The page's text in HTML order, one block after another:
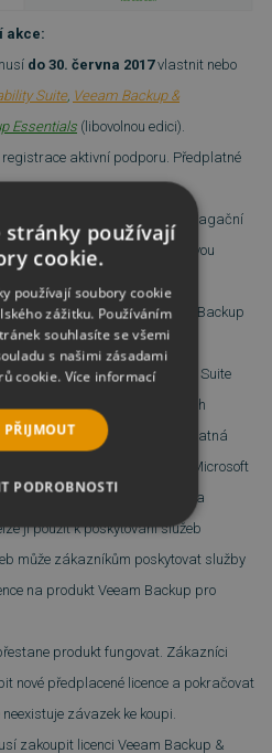
akce:
do 30. června 2017vlastnit nebo
Suite, Veeam Backup &
Essentials (libovolnou edici).
aktivní podporu. Předplatné
registrace.
uživatele během trvání propagační
jedna registrace na podnikovou
24×7 pro službu Veeam Backup
produkt Veeam Availability Suite
na svých vlastních virtuálních
této propagační akce. Bezplatná
produkt Veeam Backup pro Microsoft
– licence nezahrnuje práva
ji použít k poskytování služeb
může zákazníkům poskytovat služby
na produkt Veeam Backup pro
produkt fungovat. Zákazníci
nové předplacené licence a pokračovat
závazek ke koupi.
zakoupit licenci Veeam Backup &
stránky používají
cookie.
používají soubory cookie
zážitku. Používáním
souhlasíte se všemi
s našimi zásadami
cookie. Více informací
PŘIJMOUT
PODROBNOSTI
NUTNÉ SOUBORY
SOUBORY
SOUBORY